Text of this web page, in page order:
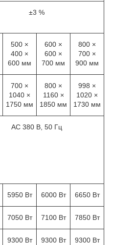
±3 %
500 ×
400 ×
600 мм
600 ×
600 ×
700 мм
800 ×
700 ×
900 мм
700 ×
1040 ×
1750 мм
800 ×
1160 ×
1850 мм
998 ×
1020 ×
1730 мм
AC 380 В, 50 Гц
5950 Вт 6000 Вт 6650 Вт
7050 Вт 7100 Вт 7850 Вт
9300 Вт 9300 Вт 9300 Вт